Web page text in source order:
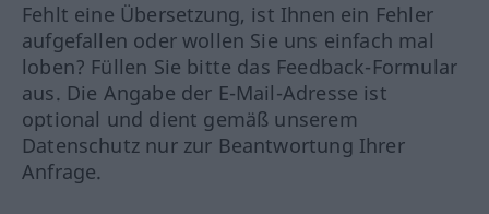
Fehlt eine Übersetzung, ist Ihnen ein Fehler
aufgefallen oder wollen Sie uns einfach mal
loben? Füllen Sie bitte das Feedback-Formular
aus. Die Angabe der E-Mail-Adresse ist
optional und dient gemäß unserem
Datenschutz nur zur Beantwortung Ihrer
Anfrage.